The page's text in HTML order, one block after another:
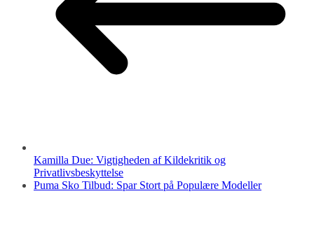
Kamilla Due: Vigtigheden af Kildekritik og
Privatlivsbeskyttelse
Puma Sko Tilbud: Spar Stort på Populære Modeller